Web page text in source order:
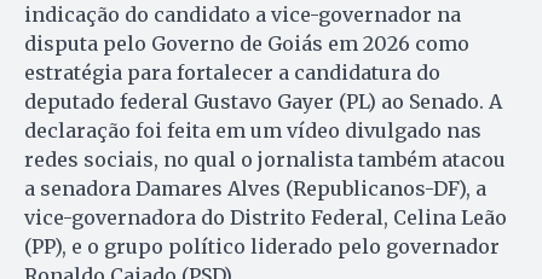
indicação do candidato a vice-governador na
disputa pelo Governo de Goiás em 2026 como
estratégia para fortalecer a candidatura do
deputado federal Gustavo Gayer (PL) ao Senado. A
declaração foi feita em um vídeo divulgado nas
redes sociais, no qual o jornalista também atacou
a senadora Damares Alves (Republicanos-DF), a
vice-governadora do Distrito Federal, Celina Leão
(PP), e o grupo político liderado pelo governador